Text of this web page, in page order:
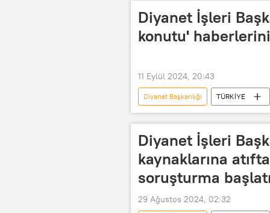
Diyanet İşleri
konutu'
11 Eylül 2024, 20:43
Diyanet Başkanlığı TÜRKİYE
Harcama
harcama kanunu
Diyanet İşleri
kaynaklarına
soruşturma
29 Ağustos 2024, 02:32